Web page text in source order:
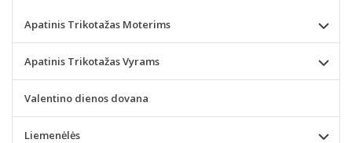
Apatinis Trikotažas Moterims
Apatinis Trikotažas Vyrams
Valentino dienos dovana
Liemenėlės